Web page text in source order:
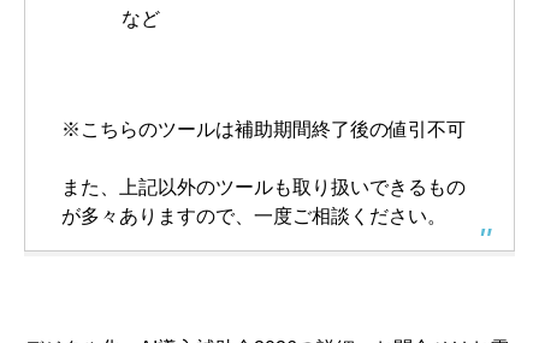
など
※こちらのツールは補助期間終了後の値引不可
また、上記以外のツールも取り扱いできるもの
が多々ありますので、一度ご相談ください。